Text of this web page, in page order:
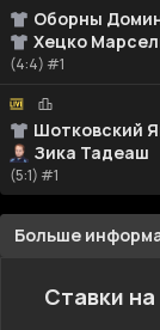
Оборны
Хецко
(4:4) #1
Шотковский
Зика Тадеаш
(5:1) #1
Больше
Ставки